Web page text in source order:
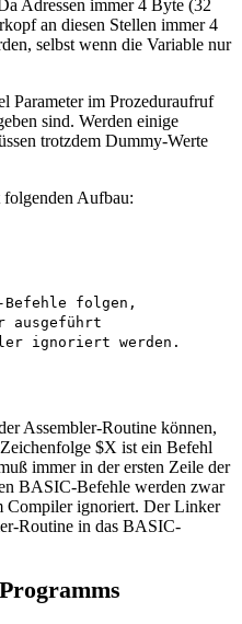
Adressen immer 4 Byte (32
an diesen Stellen immer 4
selbst wenn die Variable nur
Parameter im Prozeduraufruf
sind. Werden einige
trotzdem Dummy-Werte
Aufbau:
Befehle folgen,
ausgeführt
ignoriert werden.
Assembler-Routine können,
$X ist ein Befehl
immer in der ersten Zeile der
BASIC-Befehle werden zwar
Compiler ignoriert. Der Linker
Routine in das BASIC-